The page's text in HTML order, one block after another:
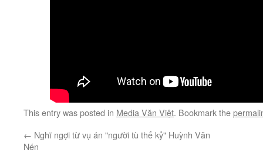
This entry was posted in Media Văn Việt. Bookmark the
← Nghĩ ngợi từ vụ án "người tù thế kỷ" Huỳnh Văn
Nén